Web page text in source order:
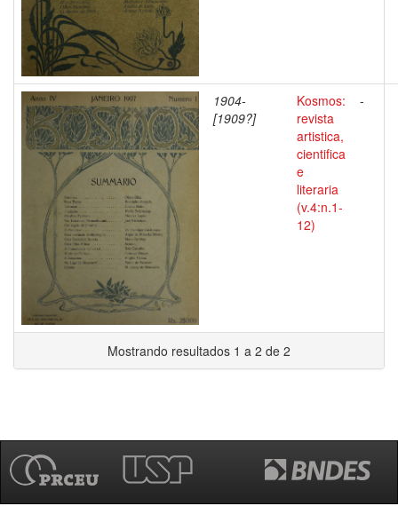
1904-
[1909?]
Kosmos:
revista
artistica,
cientifica
e
literaria
(v.4:n.1-
12)
-
Mostrando resultados 1 a 2 de 2